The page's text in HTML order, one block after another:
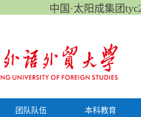
中国·太阳成集团
团队队伍 本科教育